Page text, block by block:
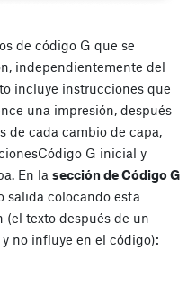
de código G que se
independientemente del
incluye instrucciones que
una impresión, después
de cada cambio de capa,
Código G inicial y
. En la sección de Código G
salida colocando esta
texto después de un
no influye en el código):